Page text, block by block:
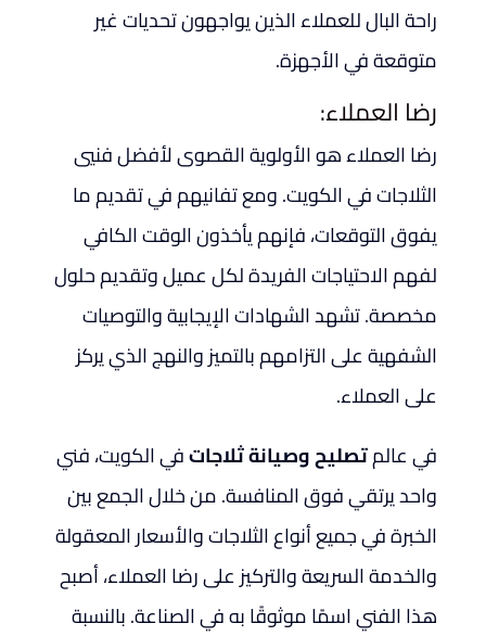
راحة البال للعملاء الذين يواجهون تحديات غير
متوقعة في الأجهزة.
رضا العملاء:
رضا العملاء هو الأولوية القصوى لأفضل فنيي
الثلاجات في الكويت. ومع تفانيهم في تقديم ما
يفوق التوقعات، فإنهم يأخذون الوقت الكافي
لفهم الاحتياجات الفريدة لكل عميل وتقديم حلول
مخصصة. تشهد الشهادات الإيجابية والتوصيات
الشفهية على التزامهم بالتميز والنهج الذي يركز
على العملاء.
في عالمتصليح وصيانة ثلاجاتفي الكويت، فني
واحد يرتقي فوق المنافسة. من خلال الجمع بين
الخبرة في جميع أنواع الثلاجات والأسعار المعقولة
والخدمة السريعة والتركيز على رضا العملاء، أصبح
هذا الفني اسمًا موثوقًا به في الصناعة. بالنسبة